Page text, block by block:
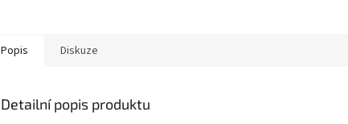
Popis Diskuze
Detailní popis produktu